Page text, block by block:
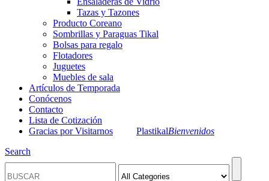
Tazas y Tazones
Producto Coreano
Sombrillas y Paraguas Tikal
Bolsas para regalo
Flotadores
Juguetes
Muebles de sala
Artículos de Temporada
Conócenos
Contacto
Lista de Cotización
Gracias por Visitarnos
PlastikalBienvenidos
Search